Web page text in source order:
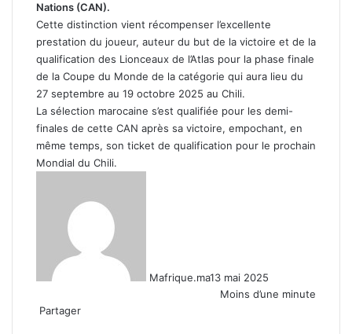
Nations (CAN).
Cette distinction vient récompenser l’excellente
prestation du joueur, auteur du but de la victoire et de la
qualification des Lionceaux de l’Atlas pour la phase finale
de la Coupe du Monde de la catégorie qui aura lieu du
27 septembre au 19 octobre 2025 au Chili.
La sélection marocaine s’est qualifiée pour les demi-
finales de cette CAN après sa victoire, empochant, en
même temps, son ticket de qualification pour le prochain
Mondial du Chili.
Mafrique.ma13 mai 2025
Moins d’une minute
Partager